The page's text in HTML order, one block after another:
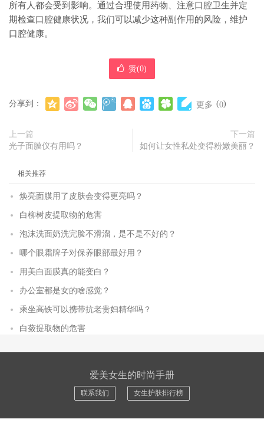
所有人都会受到影响。通过合理使用药物、注意口腔卫生并定
期检查口腔健康状况，我们可以减少这种副作用的风险，维护
口腔健康。
赞(0)
分享到： 更多 (0)
上一篇
光子面膜仪有用吗？
下一篇
如何让女性私处变得粉嫩美丽？
相关推荐
焕亮面膜用了皮肤会变得更亮吗？
白柳树皮提取物的危害
泡沫洗面奶洗完脸不滑溜，是不是不好的？
哪个眼霜牌子对保养眼部最好用？
用美白面膜真的能变白？
办公室都是女的啥感觉？
乘坐高铁可以携带抗老贵妇精华吗？
白蔹提取物的危害
爱美女生的时尚手册
联系我们 女生护肤排行榜